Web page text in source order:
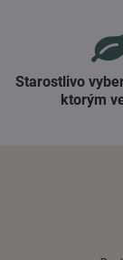
Starostlivo
ktorým